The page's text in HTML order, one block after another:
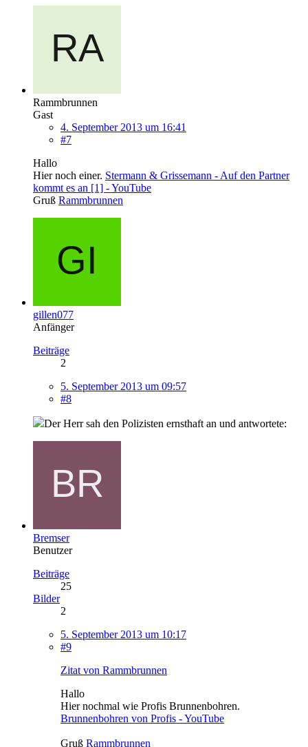
Rammbrunnen
Gast
4. September 2013 um 16:41
#7
Hallo
Hier noch einer. Stermann & Grissemann - Auf den Partner
kommt es an [1] - YouTube
Gruß Rammbrunnen
gillen077
Anfänger
Beiträge
2
5. September 2013 um 09:57
#8
Der Herr sah den Polizisten ernsthaft an und antwortete:
Bremser
Benutzer
Beiträge
25
Bilder
2
5. September 2013 um 10:17
#9
Zitat von Rammbrunnen
Hallo
Hier nochmal wie Profis Brunnenbohren.
Brunnenbohren von Profis - YouTube
Gruß Rammbrunnen